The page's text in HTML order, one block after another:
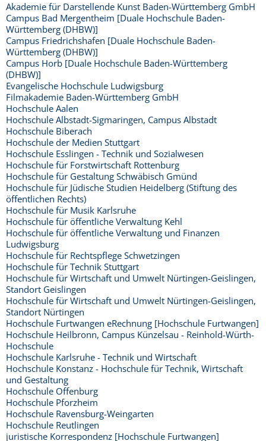
Akademie für Darstellende Kunst Baden-Württemberg GmbH
Campus Bad Mergentheim [Duale Hochschule Baden-
Württemberg (DHBW)]
Campus Friedrichshafen [Duale Hochschule Baden-
Württemberg (DHBW)]
Campus Horb [Duale Hochschule Baden-Württemberg
(DHBW)]
Evangelische Hochschule Ludwigsburg
Filmakademie Baden-Württemberg GmbH
Hochschule Aalen
Hochschule Albstadt-Sigmaringen, Campus Albstadt
Hochschule Biberach
Hochschule der Medien Stuttgart
Hochschule Esslingen - Technik und Sozialwesen
Hochschule für Forstwirtschaft Rottenburg
Hochschule für Gestaltung Schwäbisch Gmünd
Hochschule für Jüdische Studien Heidelberg (Stiftung des
öffentlichen Rechts)
Hochschule für Musik Karlsruhe
Hochschule für öffentliche Verwaltung Kehl
Hochschule für öffentliche Verwaltung und Finanzen
Ludwigsburg
Hochschule für Rechtspflege Schwetzingen
Hochschule für Technik Stuttgart
Hochschule für Wirtschaft und Umwelt Nürtingen-Geislingen,
Standort Geislingen
Hochschule für Wirtschaft und Umwelt Nürtingen-Geislingen,
Standort Nürtingen
Hochschule Furtwangen eRechnung [Hochschule Furtwangen]
Hochschule Heilbronn, Campus Künzelsau - Reinhold-Würth-
Hochschule
Hochschule Karlsruhe - Technik und Wirtschaft
Hochschule Konstanz - Hochschule für Technik, Wirtschaft
und Gestaltung
Hochschule Offenburg
Hochschule Pforzheim
Hochschule Ravensburg-Weingarten
Hochschule Reutlingen
juristische Korrespondenz [Hochschule Furtwangen]